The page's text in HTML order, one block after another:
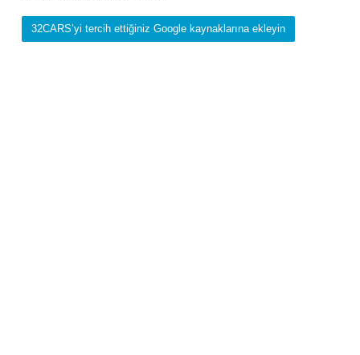
32CARS’yi tercih ettiğiniz Google kaynaklarına ekleyin